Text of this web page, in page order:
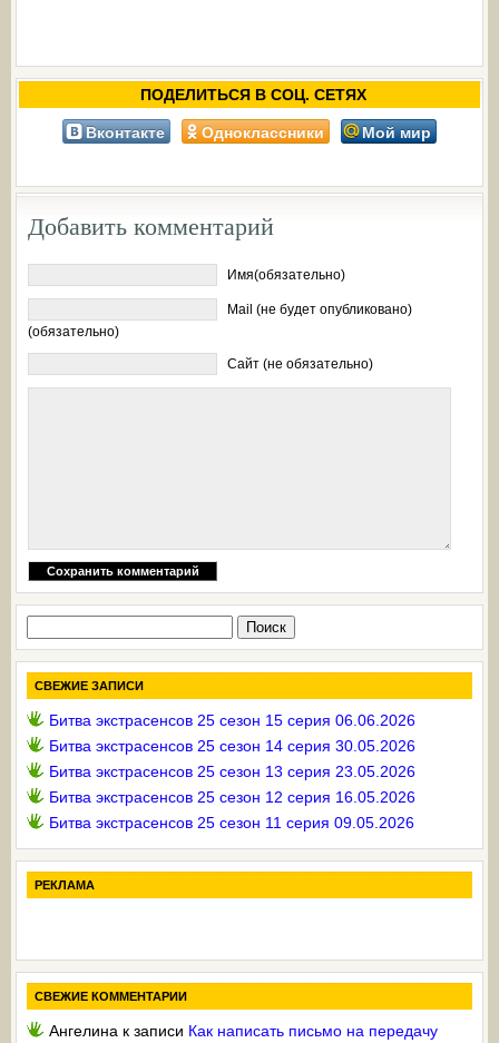
ПОДЕЛИТЬСЯ В СОЦ. СЕТЯХ
Вконтакте Одноклассники Мой мир
Добавить комментарий
Имя(обязательно)
Mail (не будет опубликовано)
(обязательно)
Сайт (не обязательно)
СВЕЖИЕ ЗАПИСИ
Битва экстрасенсов 25 сезон 15 серия 06.06.2026
Битва экстрасенсов 25 сезон 14 серия 30.05.2026
Битва экстрасенсов 25 сезон 13 серия 23.05.2026
Битва экстрасенсов 25 сезон 12 серия 16.05.2026
Битва экстрасенсов 25 сезон 11 серия 09.05.2026
РЕКЛАМА
СВЕЖИЕ КОММЕНТАРИИ
Ангелина к записи Как написать письмо на передачу